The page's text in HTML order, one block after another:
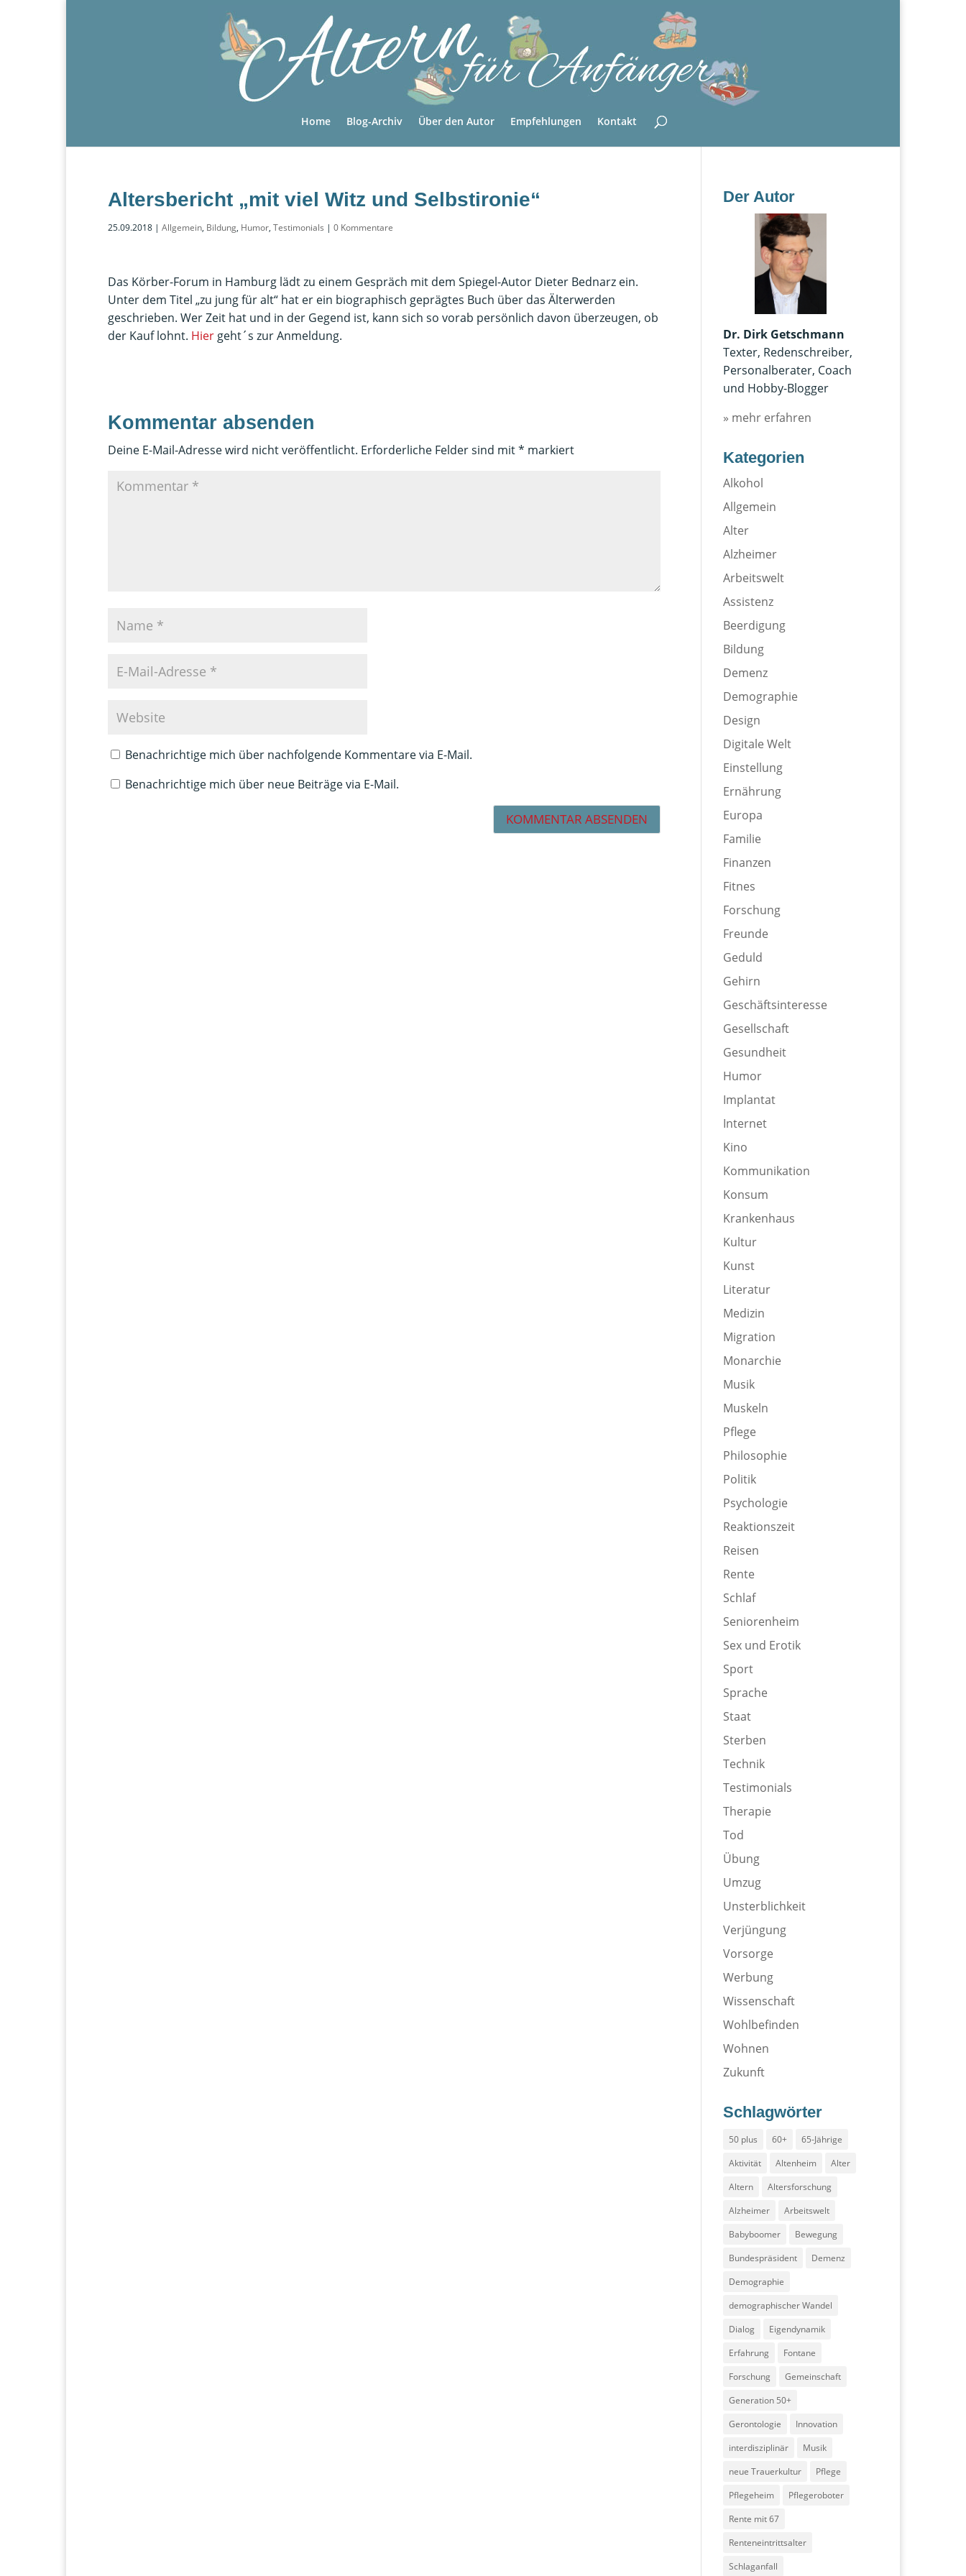
Home Blog-Archiv Über den Autor Empfehlungen Kontakt
Altersbericht „mit viel Witz und Selbstironie“
25.09.2018 | Allgemein, Bildung, Humor, Testimonials | 0 Kommentare
Das Körber-Forum in Hamburg lädt zu einem Gespräch mit dem Spiegel-Autor Dieter Bednarz ein.
Unter dem Titel „zu jung für alt“ hat er ein biographisch geprägtes Buch über das Älterwerden
geschrieben. Wer Zeit hat und in der Gegend ist, kann sich so vorab persönlich davon überzeugen, ob
der Kauf lohnt. Hier geht´s zur Anmeldung.
Kommentar absenden
Deine E-Mail-Adresse wird nicht veröffentlicht. Erforderliche Felder sind mit* markiert
Benachrichtige mich über nachfolgende Kommentare via E-Mail.
Benachrichtige mich über neue Beiträge via E-Mail.
Der Autor
Dr. Dirk Getschmann
Texter, Redenschreiber,
Personalberater, Coach
und Hobby-Blogger
» mehr erfahren
Kategorien
Alkohol
Allgemein
Alter
Alzheimer
Arbeitswelt
Assistenz
Beerdigung
Bildung
Demenz
Demographie
Design
Digitale Welt
Einstellung
Ernährung
Europa
Familie
Finanzen
Fitnes
Forschung
Freunde
Geduld
Gehirn
Geschäftsinteresse
Gesellschaft
Gesundheit
Humor
Implantat
Internet
Kino
Kommunikation
Konsum
Krankenhaus
Kultur
Kunst
Literatur
Medizin
Migration
Monarchie
Musik
Muskeln
Pflege
Philosophie
Politik
Psychologie
Reaktionszeit
Reisen
Rente
Schlaf
Seniorenheim
Sex und Erotik
Sport
Sprache
Staat
Sterben
Technik
Testimonials
Therapie
Tod
Übung
Umzug
Unsterblichkeit
Verjüngung
Vorsorge
Werbung
Wissenschaft
Wohlbefinden
Wohnen
Zukunft
Schlagwörter
50 plus 60+
65-Jährige
Aktivität
Altenheim
Alter
Altern
Altersforschung
Alzheimer
Arbeitswelt
Babyboomer
Bewegung
Bundespräsident
Demenz
Demographie
demographischer Wandel
Dialog
Eigendynamik
Erfahrung
Fontane
Forschung
Gemeinschaft
Generation 50+
Gerontologie
Innovation
interdisziplinär
Musik
neue Trauerkultur
Pflege
Pflegeheim
Pflegeroboter
Rente mit 67
Renteneintrittsalter
Schlaganfall